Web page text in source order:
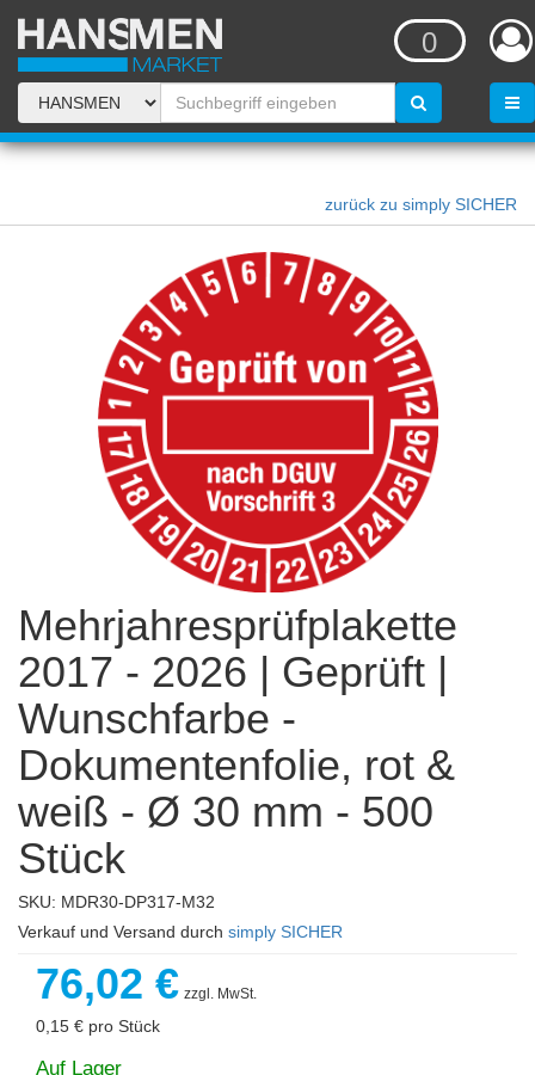
0
zurück zu simply SICHER
Mehrjahresprüfplakette
2017 - 2026 | Geprüft |
Wunschfarbe -
Dokumentenfolie, rot &
weiß - Ø 30 mm - 500
Stück
SKU: MDR30-DP317-M32
Verkauf und Versand durch simply SICHER
76,02 € zzgl. MwSt.
0,15 € pro Stück
Auf Lager